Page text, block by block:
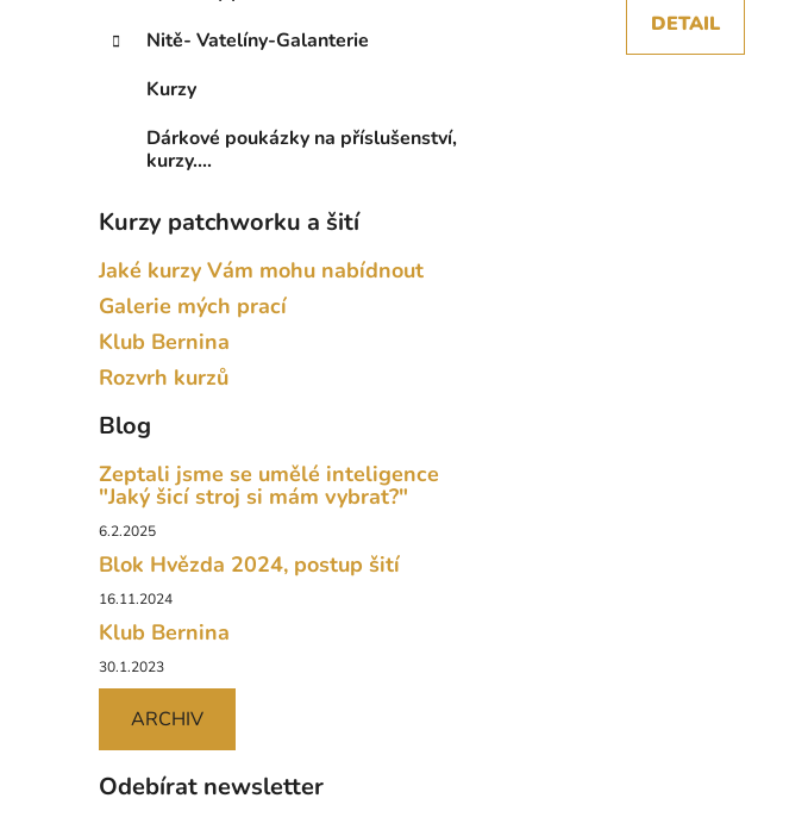
Nitě- Vatelíny-Galanterie
Kurzy
Dárkové poukázky na příslušenství,
kurzy....
Kurzy patchworku a šití
Jaké kurzy Vám mohu nabídnout
Galerie mých prací
Klub Bernina
Rozvrh kurzů
Blog
Zeptali jsme se umělé inteligence
"Jaký šicí stroj si mám vybrat?"
6.2.2025
Blok Hvězda 2024, postup šití
16.11.2024
Klub Bernina
30.1.2023
ARCHIV
Odebírat newsletter
DETAIL